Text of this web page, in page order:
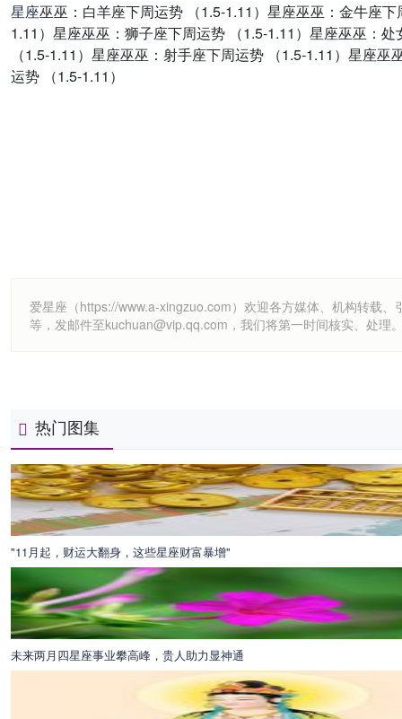
星座巫巫：白羊座下周运势 （1.5-1.11）星座巫巫：金牛座
1.11）星座巫巫：狮子座下周运势 （1.5-1.11）星座巫巫：
（1.5-1.11）星座巫巫：射手座下周运势 （1.5-1.11）星座
运势 （1.5-1.11）
爱星座（https://www.a-xingzuo.com）欢迎各方媒体、机构转载
等，发邮件至kuchuan@vip.qq.com，我们将第一时间核实、处理
热门图集
"11月起，财运大翻身，这些星座财富暴增"
未来两月四星座事业攀高峰，贵人助力显神通